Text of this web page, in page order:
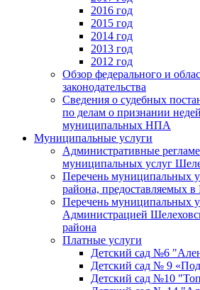
2016 год
2015 год
2014 год
2013 год
2012 год
Обзор федерального и
законодательства
Сведения о судебных
по делам о признании
муниципальных НПА
Муниципальные услуги
Административные
муниципальных услуг
Перечень муниципальных
района,
Перечень муниципальных
Администрацией
района
Платные услуги
Детский сад №6
Детский сад № 9
Детский сад №10